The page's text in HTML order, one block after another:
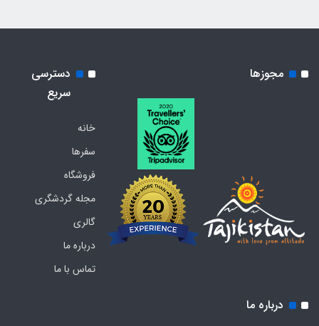
مجوزها
دسترسی
سریع
خانه
سفرها
فروشگاه
مجله گردشگری
گالری
درباره ما
تماس با ما
درباره ما